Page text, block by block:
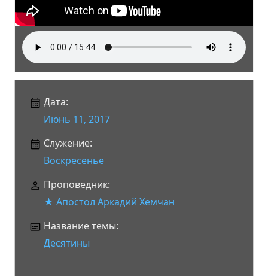
Дата:
Июнь 11, 2017
Служение:
Воскресенье
Проповедник:
★ Апостол Аркадий Хемчан
Название темы:
Десятины